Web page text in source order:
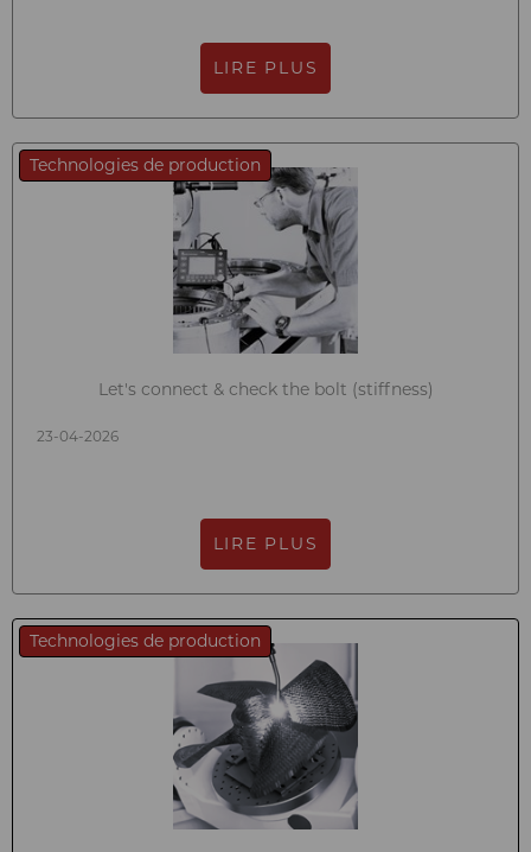
LIRE PLUS
Technologies de production
Let's connect & check the bolt (stiffness)
23-04-2026
LIRE PLUS
Technologies de production